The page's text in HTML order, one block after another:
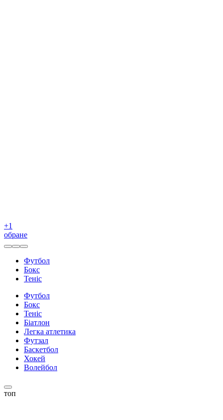
+1
обране
Футбол
Бокс
Теніс
Футбол
Бокс
Теніс
Біатлон
Легка атлетика
Футзал
Баскетбол
Хокей
Волейбол
топ